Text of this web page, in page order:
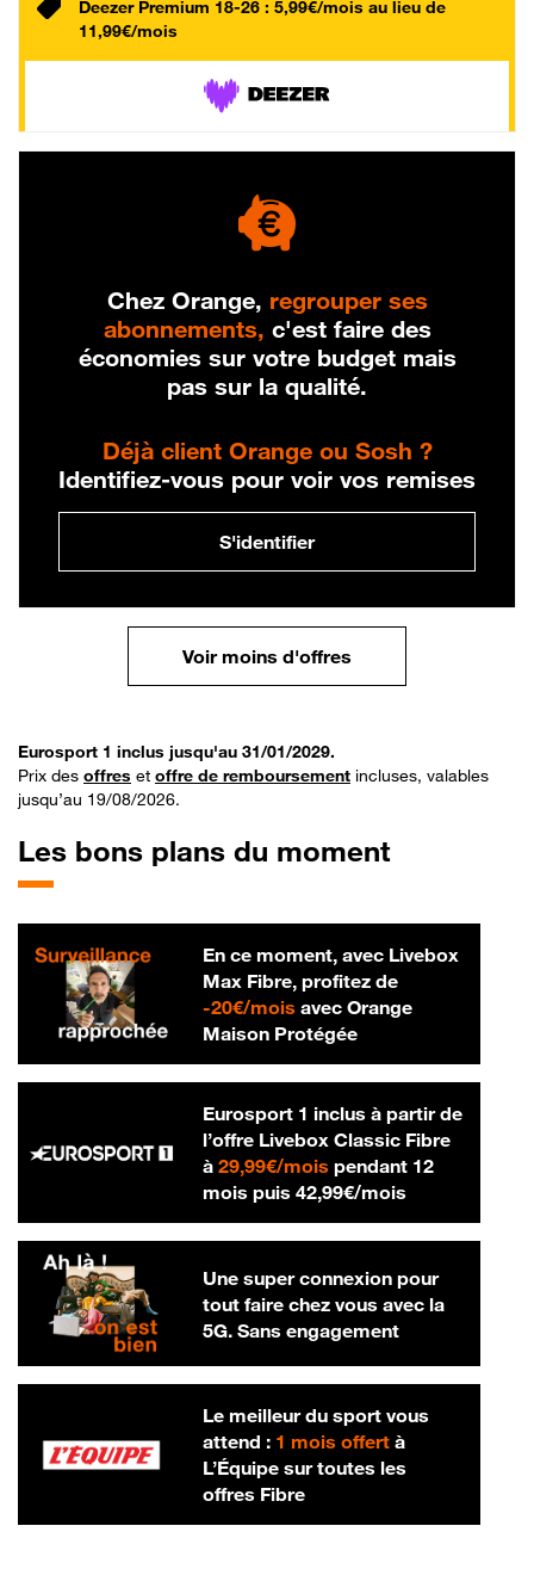
Deezer Premium 18-26 : 5,99€/mois au lieu de
11,99€/mois
Chez Orange, regrouper ses
abonnements, c'est faire des
économies sur votre budget mais
pas sur la qualité.
Déjà client Orange ou Sosh ?
Identifiez-vous pour voir vos remises
S'identifier
Voir moins d'offres
Eurosport 1 inclus jusqu'au 31/01/2029.
Prix des offres et offre de remboursement incluses, valables
jusqu’au 19/08/2026.
Les bons plans du moment
En ce moment, avec Livebox
Max Fibre, profitez de
-20€/mois20 € par mois
avec Orange
Maison Protégée
Eurosport 1 inclus à partir de
l’offre Livebox Classic Fibre
à 29,99€/mois29,99 € par mois
pendant 12
mois puis 42,99€/mois42,99 € par
Une super connexion pour
tout faire chez vous avec la
5G. Sans engagement
Le meilleur du sport vous
attend : 1 mois offertà
L’Équipe sur toutes les
offres Fibre